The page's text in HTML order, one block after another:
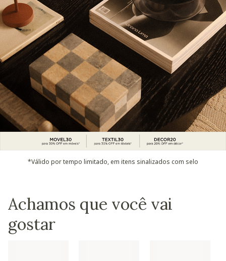
*Válido por tempo limitado, em itens sinalizados com selo
Achamos que você vai
gostar